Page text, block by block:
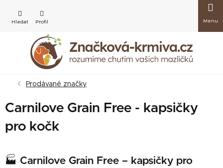
obsah
košík
Prodávané značky
Carnilove Grain Free - kapsičky
pro kočk
🏭 Carnilove Grain Free – kapsičky pro